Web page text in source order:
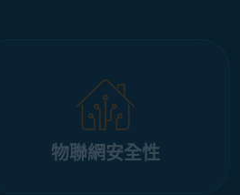
物聯網安全性